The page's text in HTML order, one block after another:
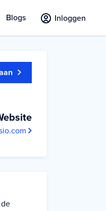
Blogs Inloggen